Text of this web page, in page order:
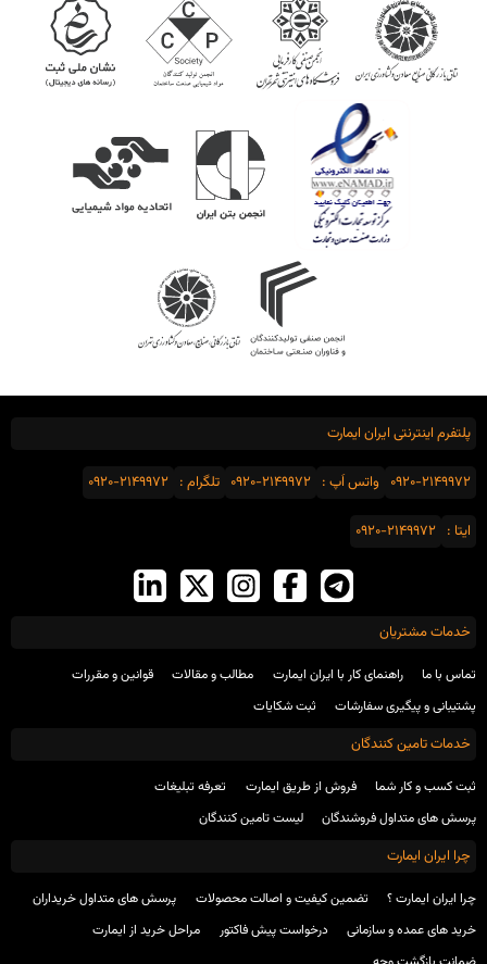
پلتفرم اینترنتی ایران ایمارت
0920-2149972 واتس اَپ : 0920-2149972 تلگرام : 0920-2149972
ایتا : 0920-2149972
خدمات مشتریان
تماس با ما راهنمای کار با ایران ایمارت مطالب و مقالات
قوانین و مقررات
پشتیبانی و پیگیری سفارشات
ثبت شکایات
خدمات تامین کنندگان
ثبت کسب و کار شما فروش از طریق ایمارت
تعرفه تبلیغات
پرسش های متداول فروشندگان
لیست تامین کنندگان
چرا ایران ایمارت
چرا ایران ایمارت ؟ تضمین کیفیت و اصالت محصولات
پرسش های متداول خریداران
خرید های عمده و سازمانی
درخواست پیش فاکتور
مراحل خرید از ایمارت